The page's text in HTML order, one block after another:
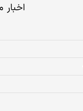
اخبار